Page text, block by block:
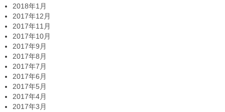
2018年1月
2017年12月
2017年11月
2017年10月
2017年9月
2017年8月
2017年7月
2017年6月
2017年5月
2017年4月
2017年3月